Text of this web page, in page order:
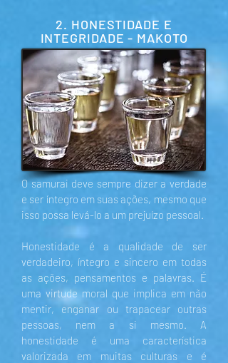
2. HONESTIDADE E
INTEGRIDADE - MAKOTO
O samurai deve sempre dizer a verdade
e ser íntegro em suas ações, mesmo que
isso possa levá-lo a um prejuízo pessoal.
Honestidade é a qualidade de ser
verdadeiro, íntegro e sincero em todas
as ações, pensamentos e palavras. É
uma virtude moral que implica em não
mentir, enganar ou trapacear outras
pessoas, nem a si mesmo. A
honestidade é uma característica
valorizada em muitas culturas e é